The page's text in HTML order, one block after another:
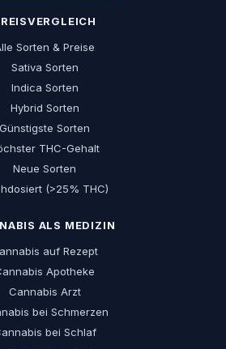
Sorten & Preise
Sativa Sorten
Indica Sorten
Hybrid Sorten
Günstigste Sorten
THC-Gehalt
Neue Sorten
(>25% THC)
ALS MEDIZIN
auf Rezept
Apotheke
Cannabis Arzt
bei Schmerzen
bei Schlaf